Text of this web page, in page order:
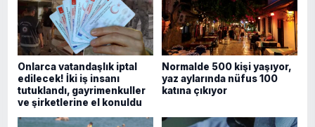
Onlarca vatandaşlık iptal
edilecek! İki iş insanı
tutuklandı, gayrimenkuller
ve şirketlerine el konuldu
Normalde 500 kişi yaşıyor,
yaz aylarında nüfus 100
katına çıkıyor